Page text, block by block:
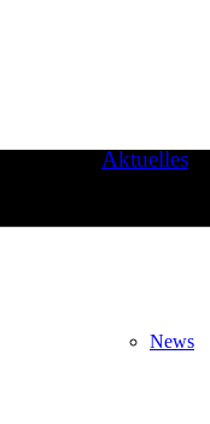
Aktuelles
News